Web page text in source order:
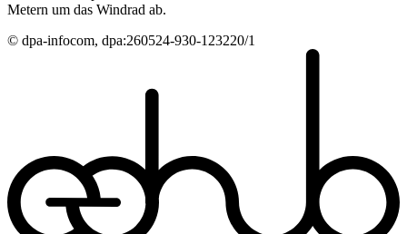
Metern um das Windrad ab.
© dpa-infocom, dpa:260524-930-123220/1